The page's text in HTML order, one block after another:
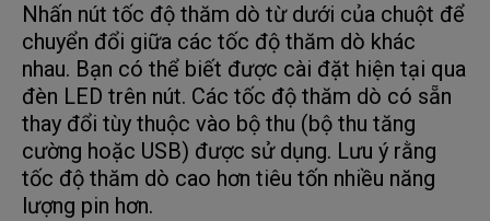
Nhấn nút tốc độ thăm dò từ dưới của chuột để
chuyển đổi giữa các tốc độ thăm dò khác
nhau. Bạn có thể biết được cài đặt hiện tại qua
đèn LED trên nút. Các tốc độ thăm dò có sẵn
thay đổi tùy thuộc vào bộ thu (bộ thu tăng
cường hoặc USB) được sử dụng. Lưu ý rằng
tốc độ thăm dò cao hơn tiêu tốn nhiều năng
lượng pin hơn.